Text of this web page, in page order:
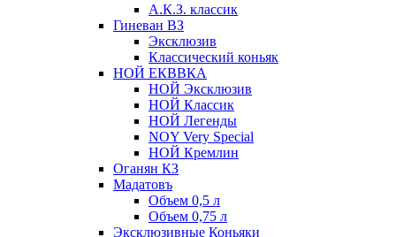
А.К.З. классик
Гиневан ВЗ
Эксклюзив
Классический коньяк
НОЙ ЕКВВКА
НОЙ Эксклюзив
НОЙ Классик
НОЙ Легенды
NOY Very Speсial
НОЙ Кремлин
Оганян КЗ
Мадатовъ
Объем 0,5 л
Объем 0,75 л
Эксклюзивные Коньяки